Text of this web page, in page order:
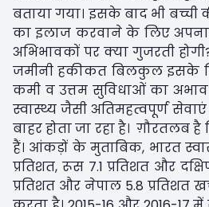
बताया गया। इसके बाद भी
का इलाज करवाने के लिए
अभिभावकों पर क्या गुजरती
जमीनी हकीकत बिलकुल इसके
कमी व उत्तम सुविधाओं का
स्वास्थ्य जैसी अतिमहत्वपूर्ण
बाहर होता जा रहा है।
हैं। आंकड़ों के मुताबिक, भारत
प्रतिशत, रूस 7.1 प्रतिशत और
प्रतिशत और नेपाल 5.8 प्रतिशत